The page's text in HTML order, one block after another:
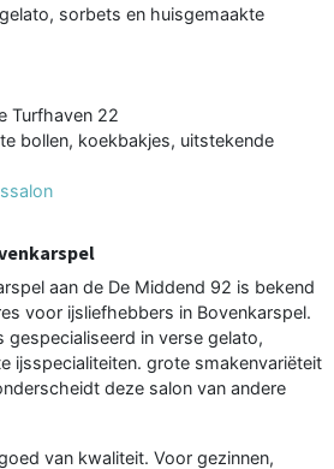
sorbets en huisgemaakte
Turfhaven 22
bollen, koekbakjes, uitstekende
aan de De Middend 92 is bekend
voor ijsliefhebbers in Bovenkarspel.
gespecialiseerd in verse gelato,
ijsspecialiteiten. grote smakenvariëteit
deze salon van andere
van kwaliteit. Voor gezinnen,